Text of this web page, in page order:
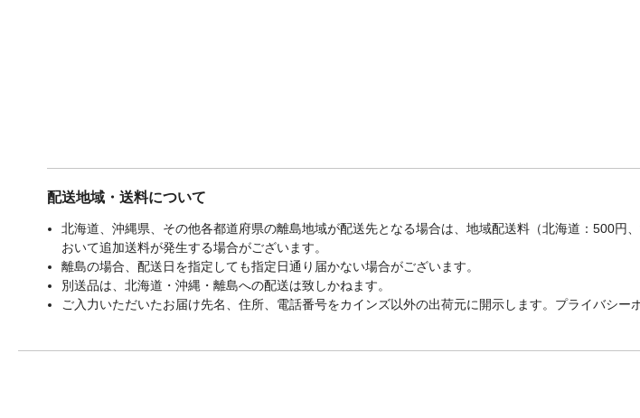
配送地域・送料について
北海道、沖縄県、その他各都道府県の離島地域が配送先となる場合は、地域配送料（北海道：500
おいて追加送料が発生する場合がございます。
離島の場合、配送日を指定しても指定日通り届かない場合がございます。
別送品は、北海道・沖縄・離島への配送は致しかねます。
ご入力いただいたお届け先名、住所、電話番号をカインズ以外の出荷元に開示します。プライバシー